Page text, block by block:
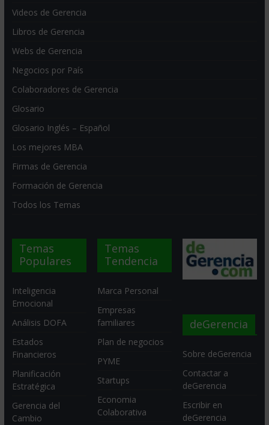
Videos de Gerencia
Libros de Gerencia
Webs de Gerencia
Negocios por País
Colaboradores de Gerencia
Glosario
Glosario Inglés – Español
Los mejores MBA
Firmas de Gerencia
Formación de Gerencia
Todos los Temas
Temas
Populares
Inteligencia
Emocional
Análisis DOFA
Estados
Financieros
Planificación
Estratégica
Gerencia del
Cambio
Temas
Tendencia
Marca Personal
Empresas
familiares
Plan de negocios
PYME
Startups
Economia
Colaborativa
deGerencia
Sobre deGerencia
Contactar a
deGerencia
Escribir en
deGerencia